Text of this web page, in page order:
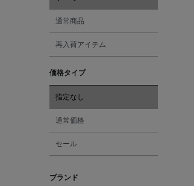
通常商品
再入荷アイテム
価格タイプ
指定なし
通常価格
セール
ブランド